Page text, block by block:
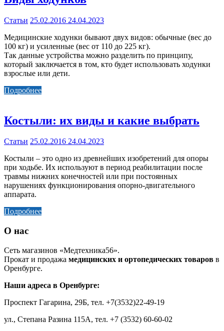
Статьи 25.02.2016 24.04.2023
Медицинские ходунки бывают двух видов: обычные (вес до
100 кг) и усиленные (вес от 110 до 225 кг).
Так данные устройства можно разделить по принципу,
который заключается в том, кто будет использовать ходунки
взрослые или дети.
Подробнее
Костыли: их виды и какие выбрать
Статьи 25.02.2016 24.04.2023
Костыли – это одно из древнейших изобретений для опоры
при ходьбе. Их используют в период реабилитации после
травмы нижних конечностей или при постоянных
нарушениях функционирования опорно-двигательного
аппарата.
Подробнее
О нас
Сеть магазинов «Медтехника56».
Прокат и продажа медицинских и ортопедических товаров в
Оренбурге.
Наши адреса в Оренбурге:
Проспект Гагарина, 29Б, тел. +7(3532)22-49-19
ул., Степана Разина 115А, тел. +7 (3532) 60-60-02